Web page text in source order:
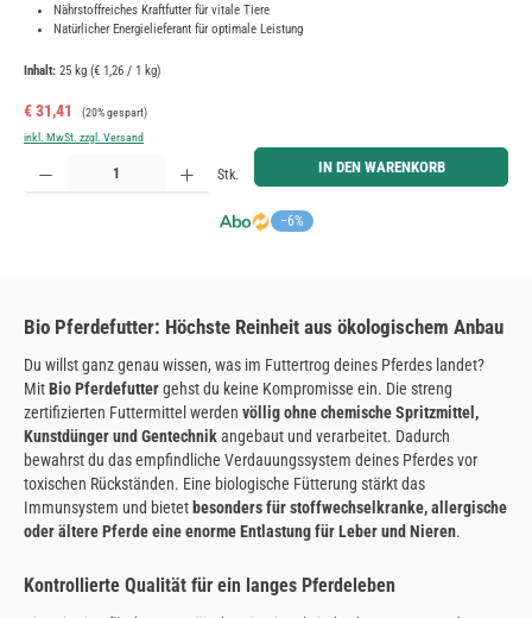
Nährstoffreiches Kraftfutter für vitale Tiere
Natürlicher Energielieferant für optimale Leistung
Inhalt: 25 kg (€ 1,26 / 1 kg)
Verkaufspreis:
€ 31,41 Regulärer Preis:
(20% gespart)
inkl. MwSt. zzgl. Versand
−6%
Produkt Anzahl: Gib den gewünschten Wert ein oder benutze die Schaltflächen um die Anzahl zu
Stk. IN DEN WARENKORB
Bio Pferdefutter: Höchste Reinheit aus ökologischem Anbau
Du willst ganz genau wissen, was im Futtertrog deines Pferdes landet?
MitBio Pferdefuttergehst du keine Kompromisse ein. Die streng
zertifizierten Futtermittel werden völlig ohne chemische Spritzmittel,
Kunstdünger und Gentechnikangebaut und verarbeitet. Dadurch
bewahrst du das empfindliche Verdauungssystem deines Pferdes vor
toxischen Rückständen. Eine biologische Fütterung stärkt das
Immunsystem und bietet besonders für stoffwechselkranke, allergische
oder ältere Pferde eine enorme Entlastung für Leber und Nieren.
Kontrollierte Qualität für ein langes Pferdeleben